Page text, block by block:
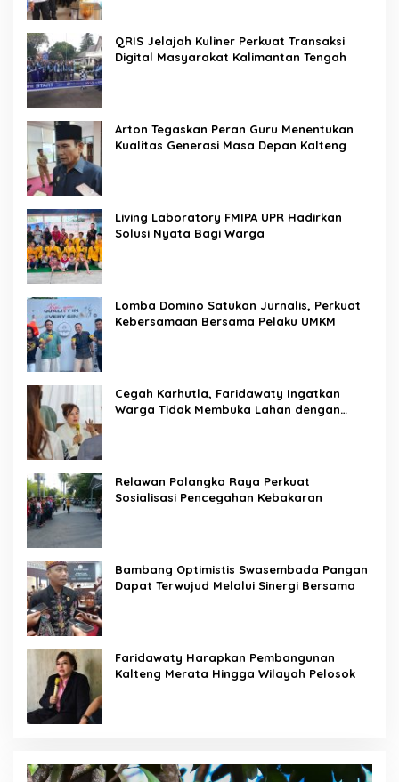
QRIS Jelajah Kuliner Perkuat Transaksi
Digital Masyarakat Kalimantan Tengah
Arton Tegaskan Peran Guru Menentukan
Kualitas Generasi Masa Depan Kalteng
Living Laboratory FMIPA UPR Hadirkan
Solusi Nyata Bagi Warga
Lomba Domino Satukan Jurnalis, Perkuat
Kebersamaan Bersama Pelaku UMKM
Cegah Karhutla, Faridawaty Ingatkan
Warga Tidak Membuka Lahan dengan
Relawan Palangka Raya Perkuat
Sosialisasi Pencegahan Kebakaran
Bambang Optimistis Swasembada Pangan
Dapat Terwujud Melalui Sinergi Bersama
Faridawaty Harapkan Pembangunan
Kalteng Merata Hingga Wilayah Pelosok